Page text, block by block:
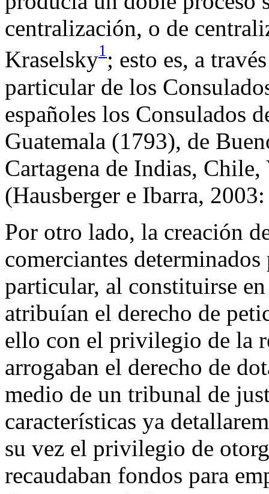
centralización, o de
Kraselsky1; esto es, a
particular de los
españoles los Consulados
Guatemala (1793), de
Cartagena de Indias,
(Hausberger e Ibarra,
Por otro lado, la creación
comerciantes
particular, al constituirse
atribuían el derecho de
ello con el privilegio de la
arrogaban el derecho de
medio de un tribunal de
características ya
su vez el privilegio de
recaudaban fondos para